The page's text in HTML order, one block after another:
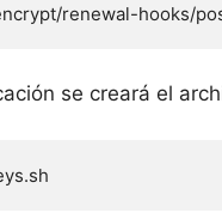
renewal-hooks/
se creará el